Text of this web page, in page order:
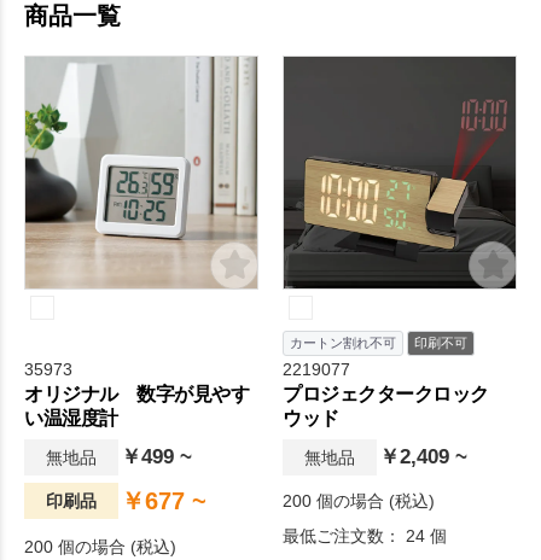
商品一覧
35973
オリジナル 数字が見やす
い温湿度計
無地品 ￥499 ~
印刷品 ￥677 ~
200 個の場合 (税込)
カートン割れ不可 印刷不可
2219077
プロジェクタークロック
ウッド
無地品 ￥2,409 ~
200 個の場合 (税込)
最低ご注文数： 24 個